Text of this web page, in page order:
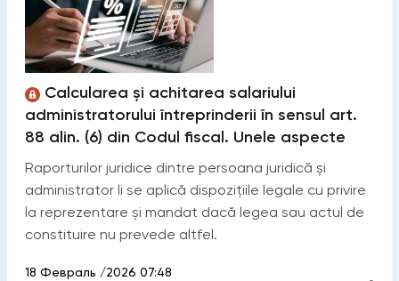
Calcularea și achitarea salariului
administratorului întreprinderii în sensul art.
88 alin. (6) din Codul fiscal. Unele aspecte
Raporturilor juridice dintre persoana juridică și
administrator li se aplică dispozițiile legale cu privire
la reprezentare și mandat dacă legea sau actul de
constituire nu prevede altfel.
18 Февраль /2026 07:48